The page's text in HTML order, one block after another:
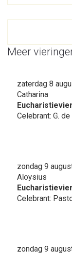
Meer
zaterdag 8
Catharina
Celebrant: G.
zondag 9
Aloysius
Celebrant:
zondag 9